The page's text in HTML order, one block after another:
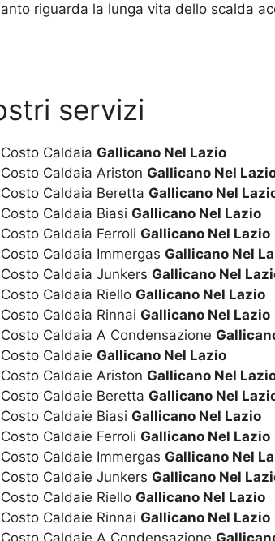
riguarda la lunga vita dello scalda
servizi
Costo Caldaia Gallicano Nel Lazio
Costo Caldaia Ariston Gallicano Nel
Costo Caldaia Beretta Gallicano Nel
Costo Caldaia Biasi Gallicano Nel Lazio
Costo Caldaia Ferroli Gallicano Nel Lazio
Costo Caldaia Immergas Gallicano Nel
Costo Caldaia Junkers Gallicano Nel
Costo Caldaia Riello Gallicano Nel Lazio
Costo Caldaia Rinnai Gallicano Nel Lazio
Costo Caldaia A Condensazione
Costo Caldaie Gallicano Nel Lazio
Costo Caldaie Ariston Gallicano Nel
Costo Caldaie Beretta Gallicano Nel
Costo Caldaie Biasi Gallicano Nel Lazio
Costo Caldaie Ferroli Gallicano Nel Lazio
Costo Caldaie Immergas Gallicano Nel
Costo Caldaie Junkers Gallicano Nel
Costo Caldaie Riello Gallicano Nel Lazio
Costo Caldaie Rinnai Gallicano Nel Lazio
Costo Caldaie A Condensazione